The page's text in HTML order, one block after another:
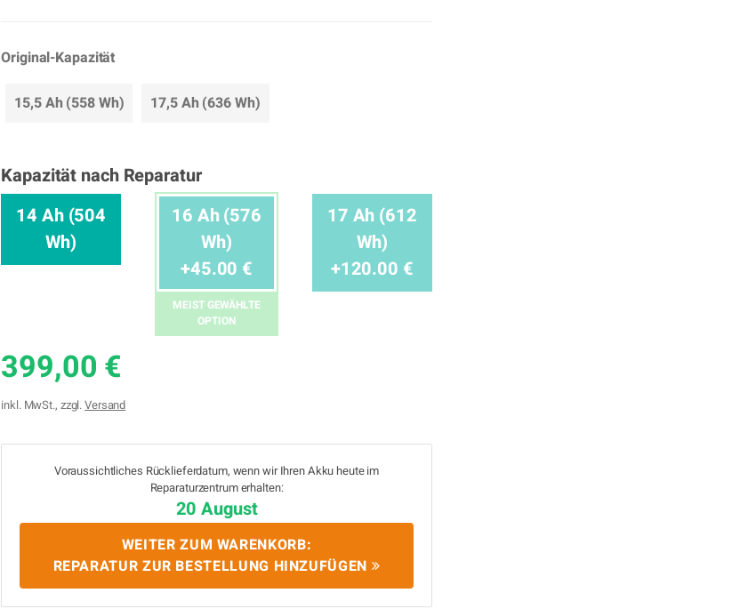
Original-Kapazität
15,5 Ah (558 Wh) 17,5 Ah (636 Wh)
Kapazität nach Reparatur
14 Ah (504
Wh)
16 Ah (576
Wh)
+45.00 €
MEIST GEWÄHLTE
OPTION
17 Ah (612
Wh)
+120.00 €
399,00 €
inkl. MwSt., zzgl.Versand
Voraussichtliches Rücklieferdatum, wenn wir Ihren Akku heute im
Reparaturzentrum erhalten:
20 August
WEITER ZUM WARENKORB:
REPARATUR ZUR BESTELLUNG HINZUFÜGEN